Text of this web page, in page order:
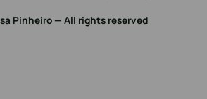
Pinheiro — All rights reserved